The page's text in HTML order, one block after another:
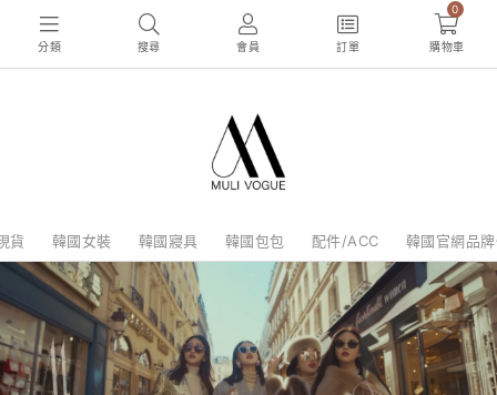
分類 搜尋 會員 訂單
0
購物車
貨 韓國女裝 韓國寢具 韓國包包 配件/ACC 韓國官網品